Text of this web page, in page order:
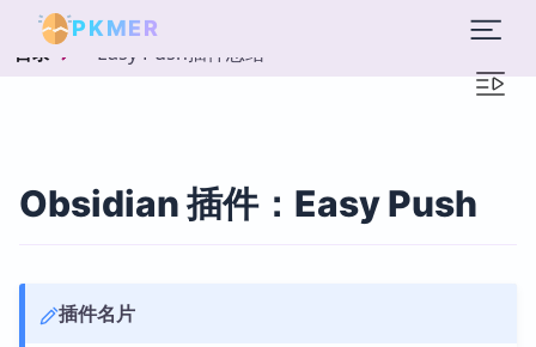
PKMER
目录 Easy Push插件总结
Obsidian 插件：Easy Push
插件名片